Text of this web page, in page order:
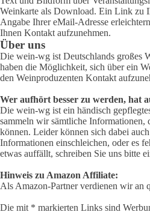
Weinkarte als Download. Ein Link zu
Angabe Ihrer eMail-Adresse
Ihnen Kontakt aufzunehmen.
Über uns
Die wein-wg ist Deutschlands großes
haben die Möglichkeit, sich über ein
den Weinproduzenten Kontakt
Wer aufhört besser zu werden, hat
Die wein-wg ist ein händisch
sammeln wir sämtliche Informationen,
können. Leider können sich dabei
Informationen einschleichen, oder es
etwas auffällt, schreiben Sie uns bitte
Hinweis zu Amazon Affiliate:
Als Amazon-Partner verdienen wir an
Die mit * markierten Links sind